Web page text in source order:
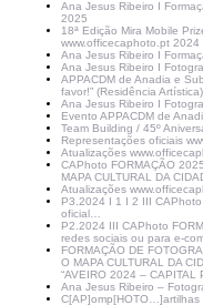
Ana Jesus Ribeiro I
2025
18ª Edição Mira Mobile
www.officecaphoto.pt 2024
Ana Jesus Ribeiro I
Ana Jesus Ribeiro I
APPACDM de Anadia e
favor!” (Residência Artística)
Ana Jesus Ribeiro I
Evento APPACDM de
Team Building / 45º
Representações oficiais
Atualizações
CAPhoto FORMAÇÃO
MAPA CULTURAL DA
Atualizações
P3.2024 I 1 I 2 III
oficial…
P2.2024 III CAPhoto
redes sociais ou para e-
FORMAÇÃO DE
O MAPA CULTURAL DA
“AVEIRO 2024 – CAPITAL
Ana Jesus Ribeiro –
C[AP]omp[HOTO…]artilhas